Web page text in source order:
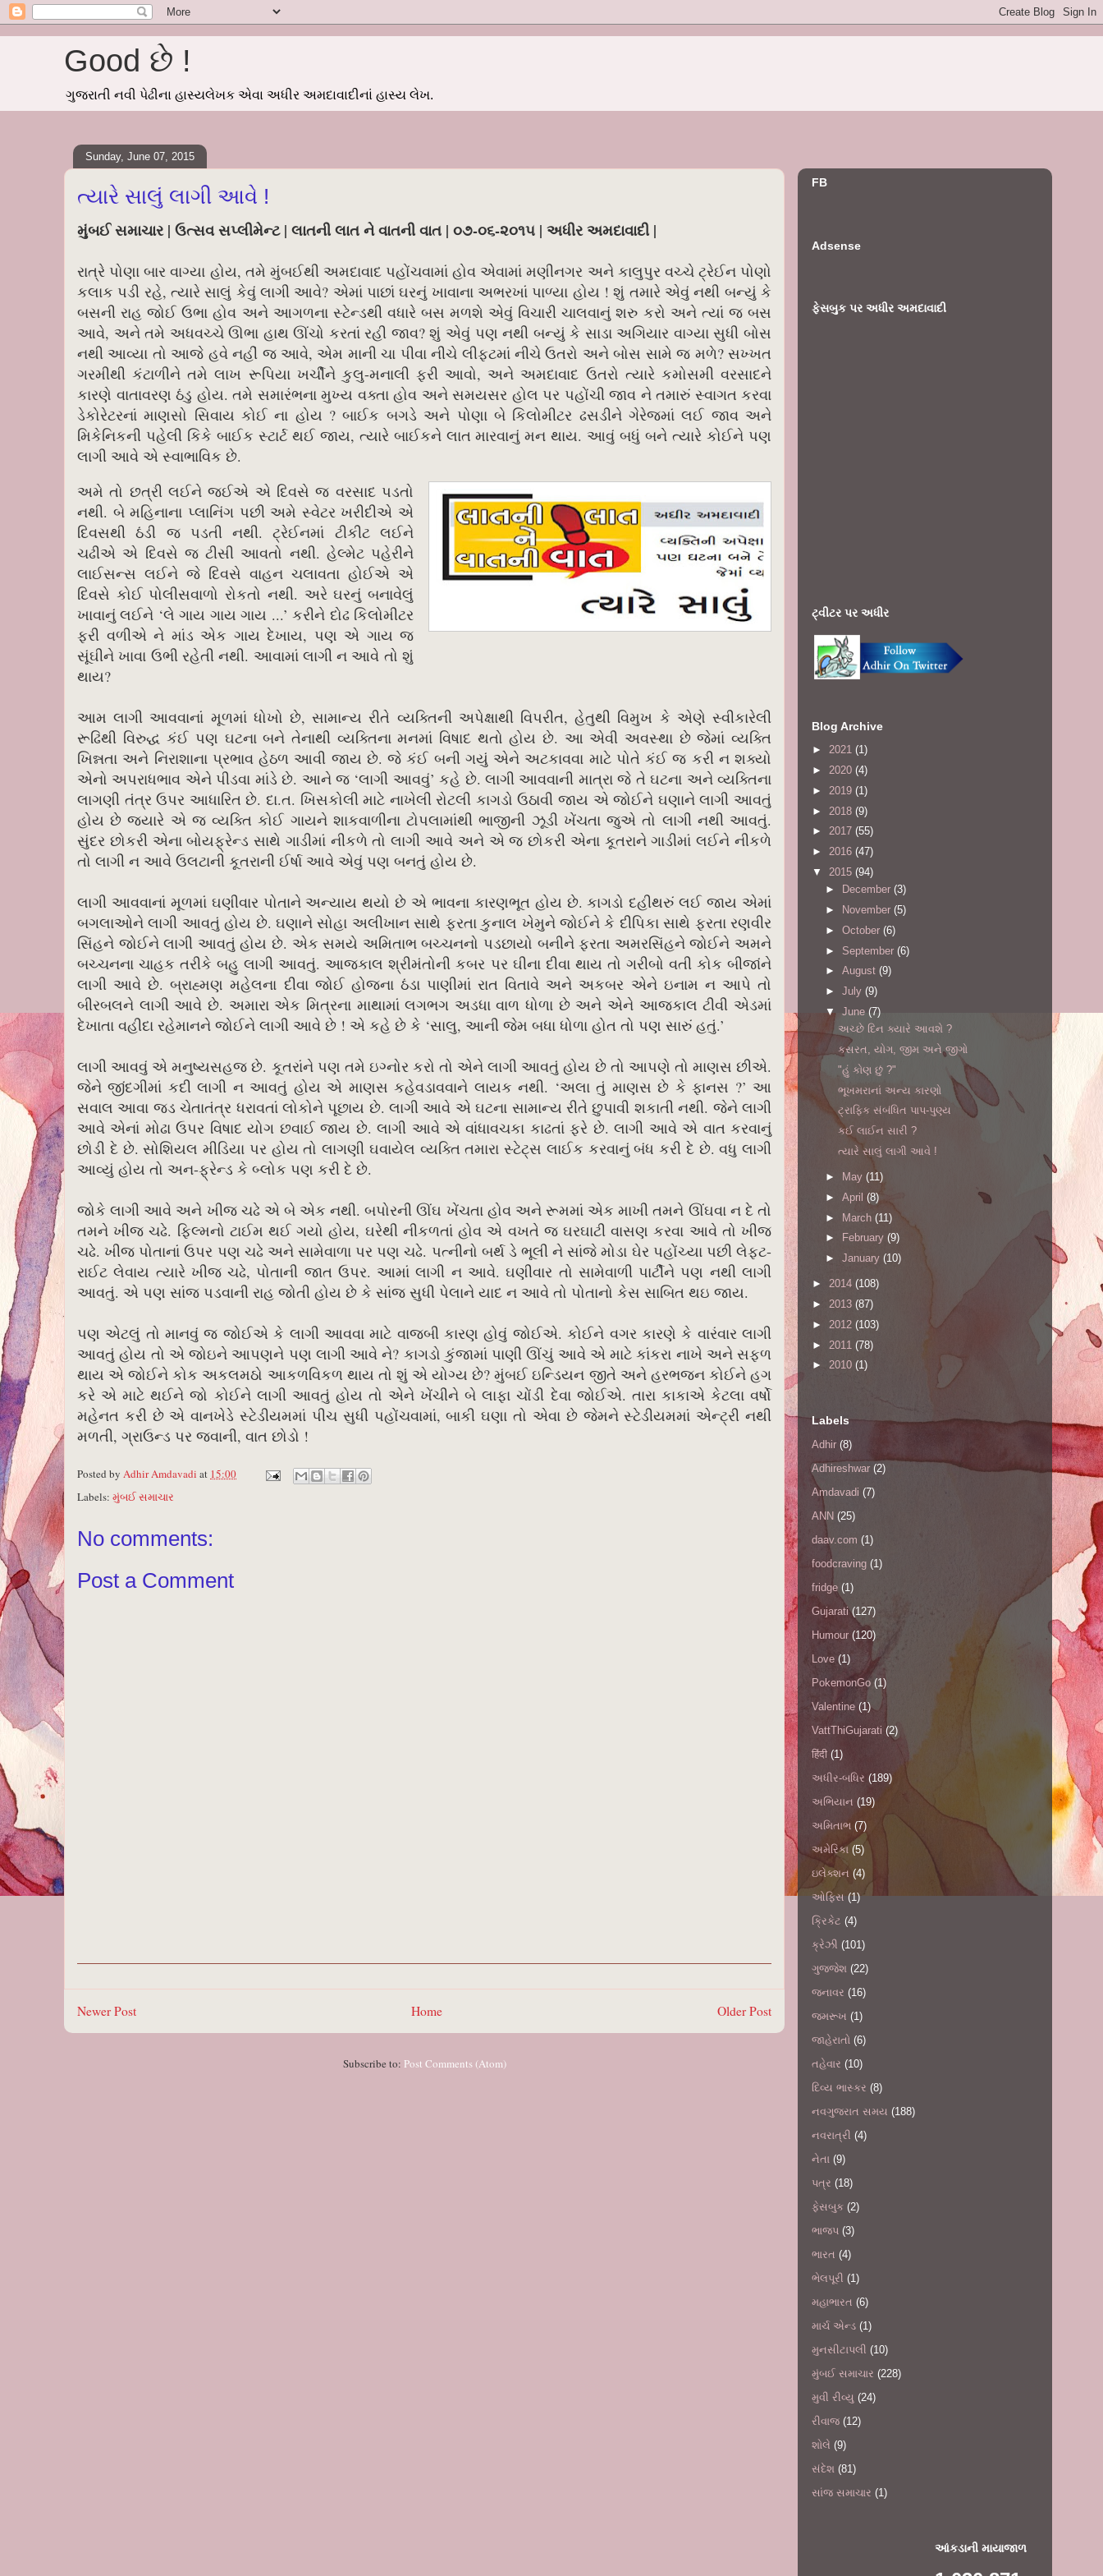
Good છે !
ગુજરાતી નવી પેઢીના હાસ્યલેખક એવા અધીર અમદાવાદીનાં હાસ્ય લેખ.
Sunday, June 07, 2015
ત્યારે સાલું લાગી આવે !
મુંબઈ સમાચાર | ઉત્સવ સપ્લીમેન્ટ | લાતની લાત ને વાતની વાત | ૦૭-૦૬-૨૦૧૫ | અધીર અમદાવાદી |
રાત્રે પોણા બાર વાગ્યા હોય, તમે મુંબઈથી અમદાવાદ પહોંચવામાં હોવ એવામાં મણીનગર અને કાલુપુર વચ્ચે ટ્રેઈન પોણો
કલાક પડી રહે, ત્યારે સાલું કેવું લાગી આવે? એમાં પાછાં ઘરનું ખાવાના અભરખાં પાળ્યા હોય ! શું તમારે એવું નથી બન્યું કે
બસની રાહ જોઈ ઉભા હોવ અને આગળના સ્ટેન્ડથી વધારે બસ મળશે એવું વિચારી ચાલવાનું શરુ કરો અને ત્યાં જ બસ
આવે, અને તમે અધવચ્ચે ઊભા હાથ ઊંચો કરતાં રહી જાવ? શું એવું પણ નથી બન્યું કે સાડા અગિયાર વાગ્યા સુધી બોસ
નથી આવ્યા તો આજે હવે નહીં જ આવે, એમ માની ચા પીવા નીચે લીફ્ટમાં નીચે ઉતરો અને બોસ સામે જ મળે? સખ્ખત
ગરમીથી કંટાળીને તમે લાખ રૂપિયા ખર્ચીને કુલુ-મનાલી ફરી આવો, અને અમદાવાદ ઉતરો ત્યારે કમોસમી વરસાદને
કારણે વાતાવરણ ઠંડુ હોય. તમે સમારંભના મુખ્ય વક્તા હોવ અને સમયસર હોલ પર પહોંચી જાવ ને તમારું સ્વાગત કરવા
ડેકોરેટરનાં માણસો સિવાય કોઈ ના હોય ? બાઈક બગડે અને પોણા બે કિલોમીટર ઢસડીને ગેરેજમાં લઈ જાવ અને
મિકેનિકની પહેલી કિકે બાઈક સ્ટાર્ટ થઈ જાય, ત્યારે બાઈકને લાત મારવાનું મન થાય. આવું બધું બને ત્યારે કોઈને પણ
લાગી આવે એ સ્વાભાવિક છે.
અમે તો છત્રી લઈને જઈએ એ દિવસે જ વરસાદ પડતો
નથી. બે મહિનાના પ્લાનિંગ પછી અમે સ્વેટર ખરીદીએ એ
દિવસથી ઠંડી જ પડતી નથી. ટ્રેઈનમાં ટીકીટ લઈને
ચઢીએ એ દિવસે જ ટીસી આવતો નથી. હેલ્મેટ પહેરીને
લાઈસન્સ લઈને જે દિવસે વાહન ચલાવતા હોઈએ એ
દિવસે કોઈ પોલીસવાળો રોકતો નથી. અરે ઘરનું બનાવેલું
ખાવાનું લઈને ‘લે ગાય ગાય ગાય ...’ કરીને દોઢ કિલોમીટર
ફરી વળીએ ને માંડ એક ગાય દેખાય, પણ એ ગાય જ
સૂંઘીને ખાવા ઉભી રહેતી નથી. આવામાં લાગી ન આવે તો શું
થાય?
આમ લાગી આવવાનાં મૂળમાં ધોખો છે, સામાન્ય રીતે વ્યક્તિની અપેક્ષાથી વિપરીત, હેતુથી વિમુખ કે એણે સ્વીકારેલી
રૂઢિથી વિરુદ્ધ કંઈ પણ ઘટના બને તેનાથી વ્યક્તિના મનમાં વિષાદ થતો હોય છે. આ એવી અવસ્થા છે જેમાં વ્યક્તિ
ખિન્નતા અને નિરાશાના પ્રભાવ હેઠળ આવી જાય છે. જે કંઈ બની ગયું એને અટકાવવા માટે પોતે કંઈ જ કરી ન શક્યો
એનો અપરાધભાવ એને પીડવા માંડે છે. આને જ ‘લાગી આવવું’ કહે છે. લાગી આવવાની માત્રા જે તે ઘટના અને વ્યક્તિના
લાગણી તંત્ર ઉપર આધારિત છે. દા.ત. ખિસકોલી માટે નાખેલી રોટલી કાગડો ઉઠાવી જાય એ જોઈને ઘણાને લાગી આવતું
હોય છે જ્યારે એ જ વ્યક્તિ કોઈ ગાયને શાકવાળીના ટોપલામાંથી ભાજીની ઝૂડી ખેંચતા જુએ તો લાગી નથી આવતું.
સુંદર છોકરી એના બોયફ્રેન્ડ સાથે ગાડીમાં નીકળે તો લાગી આવે અને એ જ છોકરી એના કૂતરાને ગાડીમાં લઈને નીકળે
તો લાગી ન આવે ઉલટાની કૂતરાની ઈર્ષા આવે એવું પણ બનતું હોય છે.
લાગી આવવાનાં મૂળમાં ઘણીવાર પોતાને અન્યાય થયો છે એ ભાવના કારણભૂત હોય છે. કાગડો દહીથરું લઈ જાય એમાં
બગલાઓને લાગી આવતું હોય છે. ઘણાને સોહા અલીખાન સાથે ફરતા કુનાલ ખેમુને જોઈને કે દીપિકા સાથે ફરતા રણવીર
સિંહને જોઈને લાગી આવતું હોય છે. એક સમયે અમિતાભ બચ્ચનનો પડછાયો બનીને ફરતા અમરસિંહને જોઈને અમને
બચ્ચનના ચાહક તરીકે બહુ લાગી આવતું. આજકાલ શ્રીમંતોની કબર પર ઘીના દીવા થાય તો ગરીબો વતી કોક બીજાંને
લાગી આવે છે. બ્રાહ્મણ મહેલના દીવા જોઈ હોજના ઠંડા પાણીમાં રાત વિતાવે અને અકબર એને ઇનામ ન આપે તો
બીરબલને લાગી આવે છે. અમારા એક મિત્રના માથામાં લગભગ અડધા વાળ ધોળા છે અને એને આજકાલ ટીવી એડમાં
દેખાતા વહીદા રહેમાનને જોઈને લાગી આવે છે ! એ કહે છે કે ‘સાલુ, આની જેમ બધા ધોળા હોત તો પણ સારું હતું.’
લાગી આવવું એ મનુષ્યસહજ છે. કૂતરાંને પણ તમે ઇગ્નોર કરો તો એને લાગી આવતું હોય છે તો આપણે તો માણસ છીએ.
જેને જીંદગીમાં કદી લાગી ન આવતું હોય એ માણસ કહેવડાવવાને લાયક નથી. ‘અલા તું માણસ છે કે ફાનસ ?’ આ
સવાલ આવા જડ ચેતાતંત્ર ધરાવતાં લોકોને પૂછાય છે. લાગી આવે એ ઘટના સામાન્ય રીતે છુપાવી શકાતી નથી. જેને લાગી
આવે એનાં મોઢા ઉપર વિષાદ યોગ છવાઈ જાય છે. લાગી આવે એ વાંધાવચકા કાઢતાં ફરે છે. લાગી આવે એ વાત કરવાનું
છોડી દે છે. સોશિયલ મીડિયા પર હોય તો લાગણી ઘવાયેલ વ્યક્તિ તમારા સ્ટેટ્સ લાઈક કરવાનું બંધ કરી દે છે. વધુ લાગી
આવ્યું હોય તો અન-ફ્રેન્ડ કે બ્લોક પણ કરી દે છે.
જોકે લાગી આવે અને ખીજ ચઢે એ બે એક નથી. બપોરની ઊંઘ ખેંચતા હોવ અને રૂમમાં એક માખી તમને ઊંઘવા ન દે તો
તમને ખીજ ચઢે. ફિલ્મનો ટાઈમ થઈ ગયો હોય, ઘરેથી નીકળતાં હોવ એ વખતે જ ઘરઘાટી વાસણ કરવા આવે તો ખીજ
ચઢે. ખીજ પોતાનાં ઉપર પણ ચઢે અને સામેવાળા પર પણ ચઢે. પત્નીનો બર્થ ડે ભૂલી ને સાંજે મોડા ઘેર પહોંચ્યા પછી લેફ્ટ-
રાઈટ લેવાય ત્યારે ખીજ ચઢે, પોતાની જાત ઉપર. આમાં લાગી ન આવે. ઘણીવાર તો સામેવાળી પાર્ટીને પણ નથી લાગી
આવતું. એ પણ સાંજ પડવાની રાહ જોતી હોય છે કે સાંજ સુધી પેલાને યાદ ન આવે તો પોતાનો કેસ સાબિત થઇ જાય.
પણ એટલું તો માનવું જ જોઈએ કે લાગી આવવા માટે વાજબી કારણ હોવું જોઈએ. કોઈને વગર કારણે કે વારંવાર લાગી
આવતું હોય તો એ જોઇને આપણને પણ લાગી આવે ને? કાગડો કુંજામાં પાણી ઊંચું આવે એ માટે કાંકરા નાખે અને સફળ
થાય એ જોઈને કોક અકલમઠો આકળવિકળ થાય તો શું એ યોગ્ય છે? મુંબઈ ઇન્ડિયન જીતે અને હરભજન કોઈને હગ
કરે એ માટે થઈને જો કોઈને લાગી આવતું હોય તો એને ખેંચીને બે લાફા ચોંડી દેવા જોઈએ. તારા કાકાએ કેટલા વર્ષો
મહેનત કરી છે એ વાનખેડે સ્ટેડીયમમાં પીચ સુધી પહોંચવામાં, બાકી ઘણા તો એવા છે જેમને સ્ટેડીયમમાં એન્ટ્રી નથી
મળતી, ગ્રાઉન્ડ પર જવાની, વાત છોડો !
Posted by Adhir Amdavadi at 15:00
Labels: મુંબઈ સમાચાર
No comments:
Post a Comment
Newer Post Older Post
Home
Subscribe to: Post Comments (Atom)
FB
Adsense
ફેસબુક પર અધીર અમદાવાદી
ટ્વીટર પર અધીર
Blog Archive
► 2021 (1)
► 2020 (4)
► 2019 (1)
► 2018 (9)
► 2017 (55)
► 2016 (47)
▼ 2015 (94)
►
December (3)
►
November (5)
► October (6)
► September (6)
► August (9)
► July (9)
▼ June (7)
અચ્છે દિન ક્યારે આવશે ?
કસરત, યોગ, જીમ અને જીગો
"હું કોણ છું ?"
ભૂખમરાનાં અન્ય કારણો
ટ્રાફિક સંબંધિત પાપ-પુણ્ય
કઈ લાઈન સારી ?
ત્યારે સાલું લાગી આવે !
► May (11)
► April (8)
► March (11)
►
February (9)
► January (10)
► 2014 (108)
► 2013 (87)
► 2012 (103)
► 2011 (78)
► 2010 (1)
Labels
Adhir (8)
Adhireshwar (2)
Amdavadi (7)
ANN (25)
daav.com (1)
foodcraving (1)
fridge (1)
Gujarati (127)
Humour (120)
Love (1)
PokemonGo (1)
Valentine (1)
VattThiGujarati (2)
हिंदी (1)
અધીર-બધિર (189)
અભિયાન (19)
અમિતાભ (7)
અમેરિકા (5)
ઇલેક્શન (4)
ઓફિસ (1)
ક્રિકેટ (4)
ક્રેઝી (101)
ગુજ્જેશ (22)
જનાવર (16)
જમરૂખ (1)
જાહેરાતો (6)
તહેવાર (10)
દિવ્ય ભાસ્કર (8)
નવગુજરાત સમય (188)
નવરાત્રી (4)
નેતા (9)
પત્ર (18)
ફેસબુક (2)
ભાજપ (3)
ભારત (4)
ભેલપૂરી (1)
મહાભારત (6)
માર્ચ એન્ડ (1)
મુનસીટાપલી (10)
મુંબઈ સમાચાર (228)
મુવી રીવ્યુ (24)
રીવાજ (12)
શોલે (9)
સંદેશ (81)
સાંજ સમાચાર (1)
આંકડાની માયાજાળ